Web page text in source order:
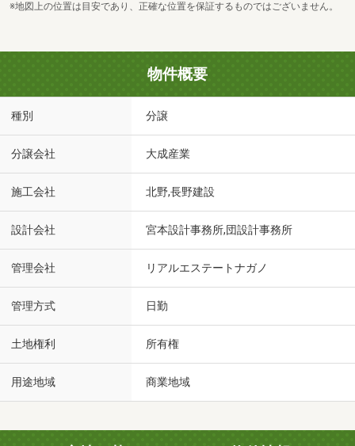
※地図上の位置は目安であり、正確な位置を保証するものではございません。
物件概要
種別 分譲
分譲会社 大成産業
施工会社 北野,長野建設
設計会社 宮本設計事務所,団設計事務所
管理会社 リアルエステートナガノ
管理方式 日勤
土地権利 所有権
用途地域 商業地域